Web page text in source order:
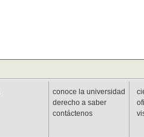
conoce la universidad
derecho a saber
contáctenos